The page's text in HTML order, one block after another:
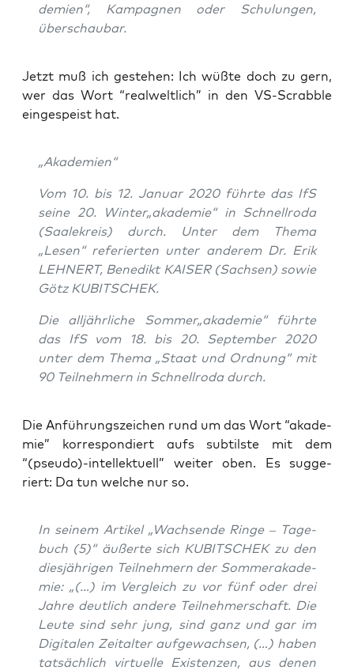
de­mien“, Kam­pa­gnen oder Schu­lun­gen,
überschaubar.
Jetzt muß ich geste­hen: Ich wüß­te doch zu gern,
wer das Wort “real­welt­lich” in den VS-Scrabb­le
ein­ge­speist hat.
„Aka­de­mien“
Vom 10. bis 12. Janu­ar 2020 führ­te das IfS
sei­ne 20. Winter„akademie“ in Schnell­ro­da
(Saa­le­kreis) durch. Unter dem The­ma
„Lesen“ refe­rier­ten unter ande­rem Dr. Erik
LEHNERT, Bene­dikt KAISER (Sach­sen) sowie
Götz KUBITSCHEK.
Die all­jähr­li­che Sommer„akademie“ führ­te
das IfS vom 18. bis 20. Sep­tem­ber 2020
unter dem The­ma „Staat und Ord­nung“ mit
90 Teil­neh­mern in Schnell­ro­da durch.
Die Anfüh­rungs­zei­chen rund um das Wort “aka­de­
mie” kor­re­spon­diert aufs sub­tils­te mit dem
“(pseudo)-intellektuell” wei­ter oben. Es sug­ge­
riert: Da tun wel­che nur so.
In sei­nem Arti­kel „Wach­sen­de Rin­ge – Tage­
buch (5)“ äußer­te sich KUBITSCHEK zu den
dies­jäh­ri­gen Teil­neh­mern der Som­mer­aka­de­
mie: „(…) im Ver­gleich zu vor fünf oder drei
Jah­re deut­lich ande­re Teil­neh­mer­schaft. Die
Leu­te sind sehr jung, sind ganz und gar im
Digi­ta­len Zeit­al­ter auf­ge­wach­sen, (…) haben
tat­säch­lich vir­tu­el­le Exis­ten­zen, aus denen